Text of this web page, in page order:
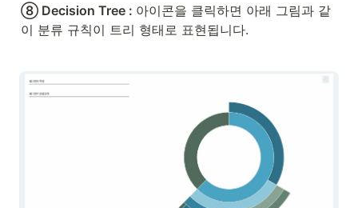
⑧ Decision Tree : 아이콘을 클릭하면 아래 그림과 같
이 분류 규칙이 트리 형태로 표현됩니다.